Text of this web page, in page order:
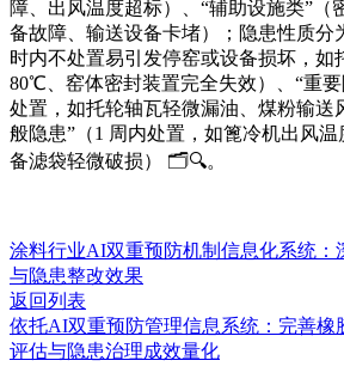
障、出风温度超标）、“辅助设施类”（
备故障、输送设备卡堵）；隐患性质分
时内不处置易引发停窑或设备损坏，如
80℃、窑体密封装置完全失效）、“重
处置，如托轮轴瓦轻微漏油、煤粉输送
般隐患”（1 周内处置，如篦冷机出风
备滤袋轻微破损） 🗂️🔍。
涂料行业AI双重预防机制信息化系统：
与隐患整改效果
返回列表
依托AI双重预防管理信息系统：完善橡
评估与隐患治理成效量化